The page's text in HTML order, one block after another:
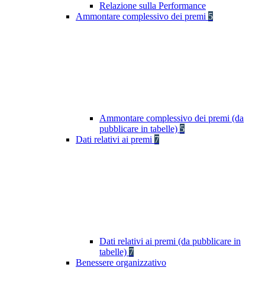
Relazione sulla Performance
Ammontare complessivo dei premi 5
Ammontare complessivo dei premi (da
pubblicare in tabelle) 5
Dati relativi ai premi 7
Dati relativi ai premi (da pubblicare in
tabelle) 7
Benessere organizzativo